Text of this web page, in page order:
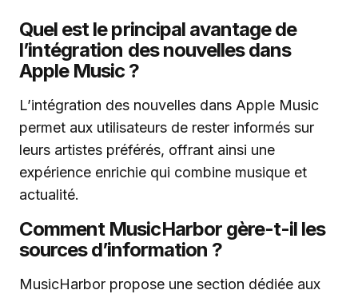
Quel est le principal avantage de
l’intégration des nouvelles dans
Apple Music ?
L’intégration des nouvelles dans Apple Music
permet aux utilisateurs de rester informés sur
leurs artistes préférés, offrant ainsi une
expérience enrichie qui combine musique et
actualité.
Comment MusicHarbor gère-t-il les
sources d’information ?
MusicHarbor propose une section dédiée aux